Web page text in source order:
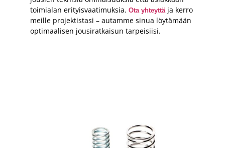
toimialan erityisvaatimuksia. Ota yhteyttäja kerro
meille projektistasi – autamme sinua löytämään
optimaalisen jousiratkaisun tarpeisiisi.